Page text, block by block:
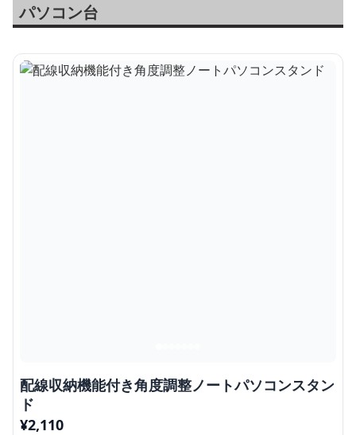
パソコン台
配線収納機能付き角度調整ノートパソコンスタン
ド
¥2,110